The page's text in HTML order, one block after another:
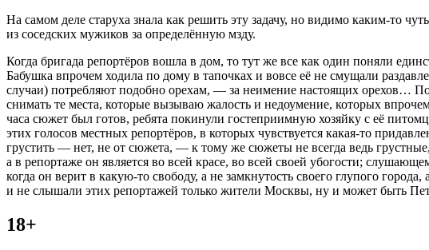
На самом деле старуха знала как решить эту задачу, но видимо каким-то
из соседских мужиков за определённую мзду.
Когда бригада репортёров вошла в дом, то тут же все как один поняли
Бабушка впрочем ходила по дому в тапочках и вовсе её не смущали
случаи) потребляют подобно орехам, — за неимение настоящих орехов…
снимать те места, которые вызываю жалость и недоумение, которых
часа сюжет был готов, ребята покинули гостеприимную хозяйку с её
этих голосов местных репортёров, в которых чувствуется какая-то
грустить — нет, не от сюжета, — к тому же сюжеты не всегда ведь
а в репортаже он является во всей красе, во всей своей убогости;
когда он верит в какую-то свободу, а не замкнутость своего глупого
и не слышали этих репортажей только жители Москвы, ну и может быть
18+